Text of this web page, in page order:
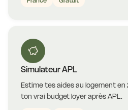
Simulateur APL
Estime tes aides au logement
ton vrai budget loyer après APL.